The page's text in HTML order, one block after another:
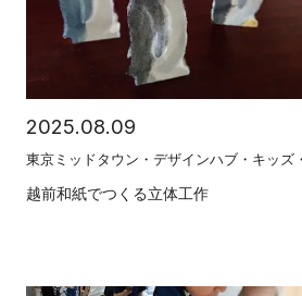
2025.08.09
東京ミッドタウン・デザインハブ・キッズ
越前和紙でつくる立体工作